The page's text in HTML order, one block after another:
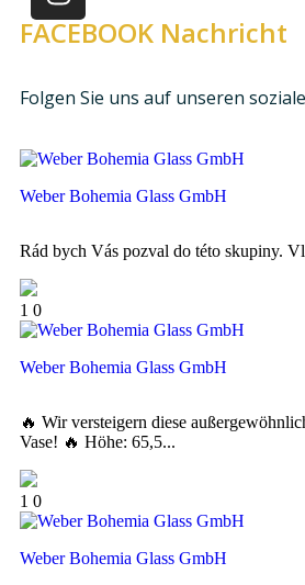
FACEBOOK Nachricht
Folgen Sie uns auf unseren
Weber Bohemia Glass GmbH
Rád bych Vás pozval do této skupiny.
1 0
Weber Bohemia Glass GmbH
🔥 Wir versteigern diese
Vase! 🔥 Höhe: 65,5...
1 0
Weber Bohemia Glass GmbH